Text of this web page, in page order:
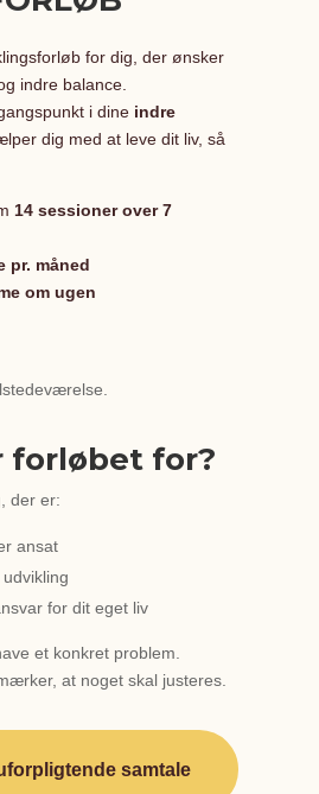
for dig, der ønsker
indre balance.
i dine indre
dig med at leve dit liv, så
14 sessioner over 7
pr. måned
om ugen
forløbet for?
der er:
ansat
for dit eget liv
et konkret problem.
at noget skal justeres.
samtale